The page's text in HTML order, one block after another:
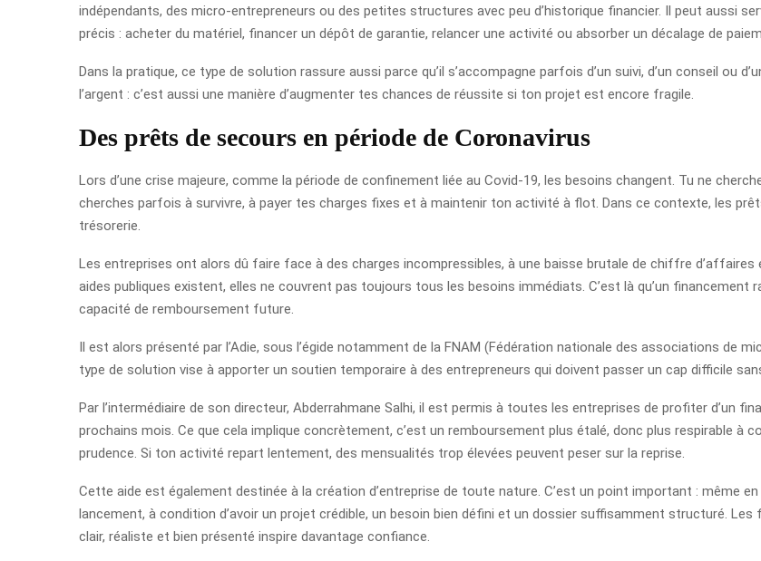
indépendants, des micro-entrepreneurs ou des petites structures avec peu d’historique financier. Il peut aussi
précis : acheter du matériel, financer un dépôt de garantie, relancer une activité ou absorber un décalage de
Dans la pratique, ce type de solution rassure aussi parce qu’il s’accompagne parfois d’un suivi, d’un conseil ou
l’argent : c’est aussi une manière d’augmenter tes chances de réussite si ton projet est encore fragile.
Des prêts de secours en période de Coronavirus
Lors d’une crise majeure, comme la période de confinement liée au Covid-19, les besoins changent. Tu ne
cherches parfois à survivre, à payer tes charges fixes et à maintenir ton activité à flot. Dans ce contexte, les
trésorerie.
Les entreprises ont alors dû faire face à des charges incompressibles, à une baisse brutale de chiffre
aides publiques existent, elles ne couvrent pas toujours tous les besoins immédiats. C’est là qu’un
capacité de remboursement future.
Il est alors présenté par l’Adie, sous l’égide notamment de la FNAM (Fédération nationale des associations de
type de solution vise à apporter un soutien temporaire à des entrepreneurs qui doivent passer un cap difficile
Par l’intermédiaire de son directeur, Abderrahmane Salhi, il est permis à toutes les entreprises de profiter d’un
prochains mois. Ce que cela implique concrètement, c’est un remboursement plus étalé, donc plus respirable à
prudence. Si ton activité repart lentement, des mensualités trop élevées peuvent peser sur la reprise.
Cette aide est également destinée à la création d’entreprise de toute nature. C’est un point important : même
lancement, à condition d’avoir un projet crédible, un besoin bien défini et un dossier suffisamment structuré.
clair, réaliste et bien présenté inspire davantage confiance.